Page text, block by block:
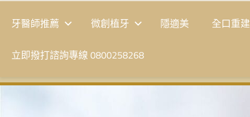
台
牙醫師推薦 微創植牙 隱適美 全口重建
立即撥打諮詢專線 0800258268